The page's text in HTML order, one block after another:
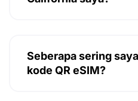
Seberapa sering
kode QR eSIM?